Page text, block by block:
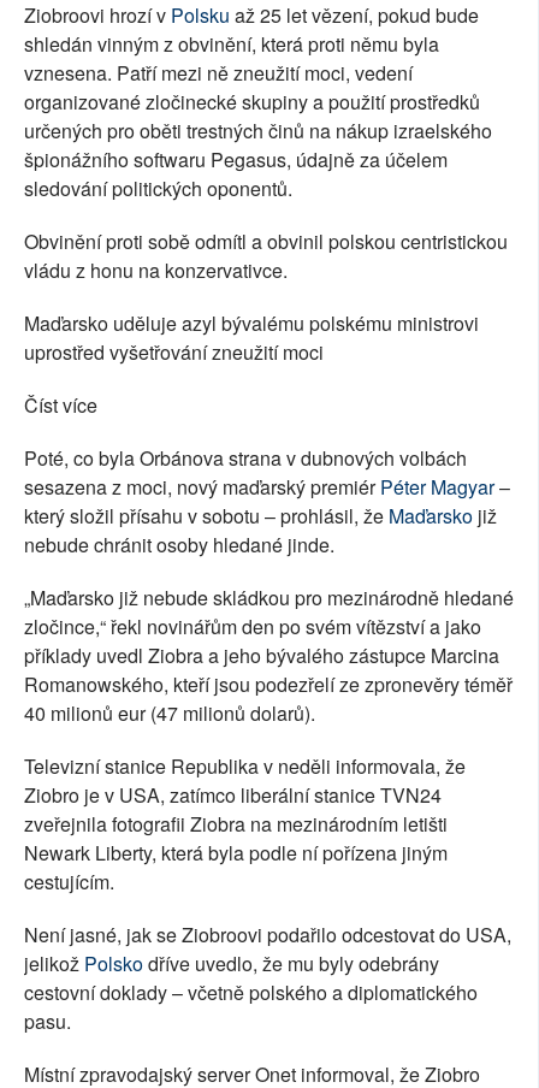
Ziobroovi hrozí v Polsku až 25 let vězení, pokud bude
shledán vinným z obvinění, která proti němu byla
vznesena. Patří mezi ně zneužití moci, vedení
organizované zločinecké skupiny a použití prostředků
určených pro oběti trestných činů na nákup izraelského
špionážního softwaru Pegasus, údajně za účelem
sledování politických oponentů.
Obvinění proti sobě odmítl a obvinil polskou centristickou
vládu z honu na konzervativce.
Maďarsko uděluje azyl bývalému polskému ministrovi
uprostřed vyšetřování zneužití moci
Číst více
Poté, co byla Orbánova strana v dubnových volbách
sesazena z moci, nový maďarský premiérPéter Magyar–
který složil přísahu v sobotu – prohlásil, že Maďarsko již
nebude chránit osoby hledané jinde.
„Maďarsko již nebude skládkou pro mezinárodně hledané
zločince,“ řekl novinářům den po svém vítězství a jako
příklady uvedl Ziobra a jeho bývalého zástupce Marcina
Romanowského, kteří jsou podezřelí ze zpronevěry téměř
40 milionů eur (47 milionů dolarů).
Televizní stanice Republika v neděli informovala, že
Ziobro je v USA, zatímco liberální stanice TVN24
zveřejnila fotografii Ziobra na mezinárodním letišti
Newark Liberty, která byla podle ní pořízena jiným
cestujícím.
Není jasné, jak se Ziobroovi podařilo odcestovat do USA,
jelikož Polskodříve uvedlo, že mu byly odebrány
cestovní doklady – včetně polského a diplomatického
pasu.
Místní zpravodajský server Onet informoval, že Ziobro